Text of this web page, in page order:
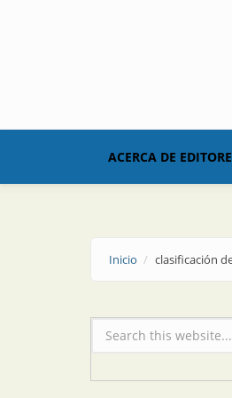
ACERCA DE
Inicio clasificación
Formulario de